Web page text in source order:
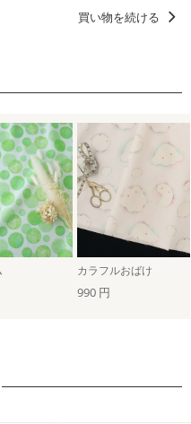
買い物を続ける
カラフルおばけ
990 円